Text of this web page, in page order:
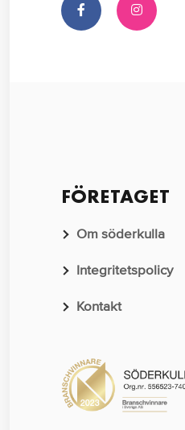
FÖRETAGET
Om söderkulla
Integritetspolicy
Kontakt